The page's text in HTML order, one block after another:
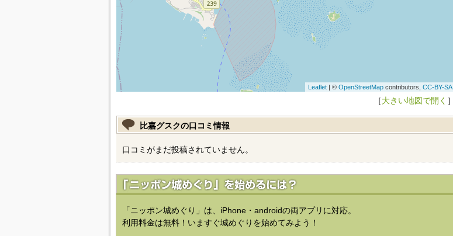
Leaflet| © OpenStreetMapcontributors, CC-BY-SA
［大きい地図で開く ］
比嘉グスクの口コミ情報
口コミがまだ投稿されていません。
「ニッポン城めぐり」は、iPhone・androidの両アプリに対応。
利用料金は無料！いますぐ城めぐりを始めてみよう！